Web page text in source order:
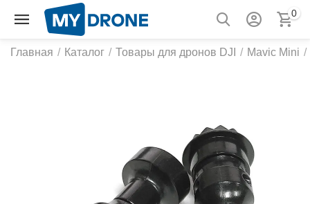
0
Главная / Каталог / Товары для дронов DJI / Mavic Mini /